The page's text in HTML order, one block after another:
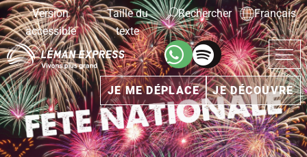
Version
accessible
Taille du
texte
Rechercher Français
JE ME DÉPLACE JE DÉCOUVRE